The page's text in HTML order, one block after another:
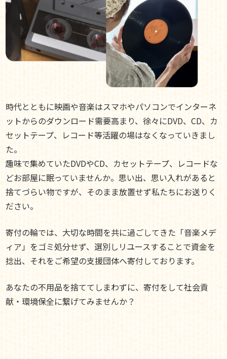
時代とともに映画や音楽はスマホやパソコンでインターネ
ットからのダウンロード需要高まり、徐々にDVD、CD、カ
セットテープ、レコード等活躍の場はなくなっていきまし
た。
趣味で集めていたDVDやCD、カセットテープ、レコードな
どお部屋に眠っていませんか。思い出、思い入れがあると
捨てづらい物ですが、そのまま放置せず私たちにお送りく
ださい。
寄付の輪では、大切な時間を共に過ごしてきた「音楽メデ
ィア」をゴミ処分せず、選別しリユースすることで資金を
捻出、それをご希望の支援団体へ寄付しております。
あなたの不用品を捨ててしまわずに、寄付をして社会貢
献・環境保全に繋げてみませんか？